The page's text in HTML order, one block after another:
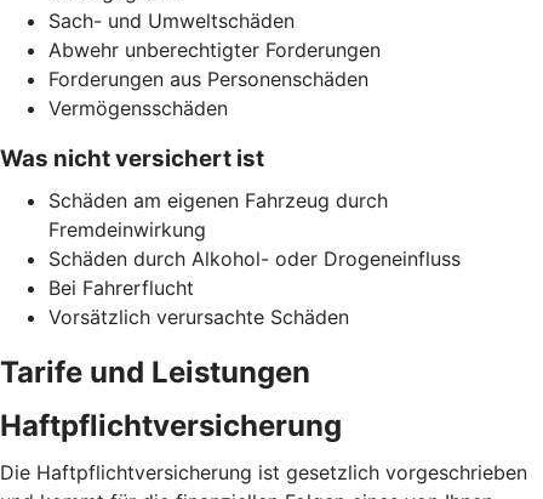
Sach- und Umweltschäden
Abwehr unberechtigter Forderungen
Forderungen aus Personenschäden
Vermögensschäden
Was nicht versichert ist
Schäden am eigenen Fahrzeug durch
Fremdeinwirkung
Schäden durch Alkohol- oder Drogeneinfluss
Bei Fahrerflucht
Vorsätzlich verursachte Schäden
Tarife und Leistungen
Haftpflichtversicherung
Die Haftpflichtversicherung ist gesetzlich vorgeschrieben